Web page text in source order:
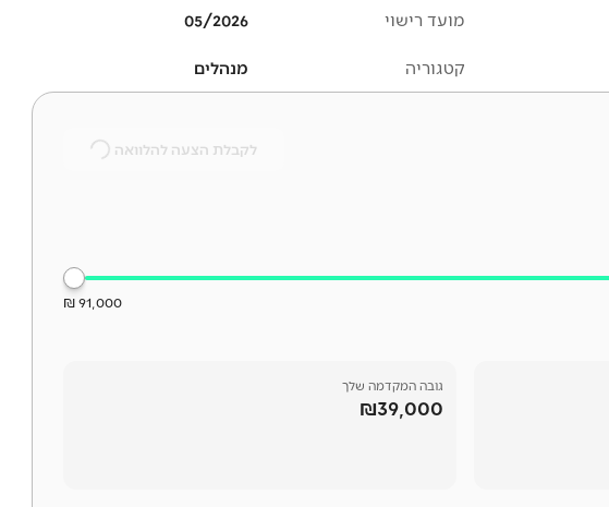
מועד רישוי 05/2026
קטגוריה מנהלים
91,000 ₪
גובה המקדמה שלך
₪39,000
לקבלת הצעה להלוואה